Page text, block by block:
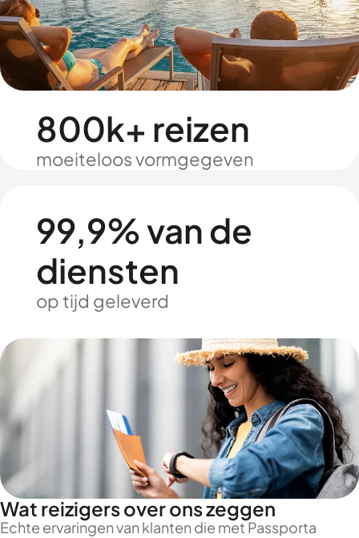
800k+ reizen
moeiteloos vormgegeven
99,9% van de
diensten
op tijd geleverd
Wat reizigers over ons zeggen
Echte ervaringen van klanten die met Passporta